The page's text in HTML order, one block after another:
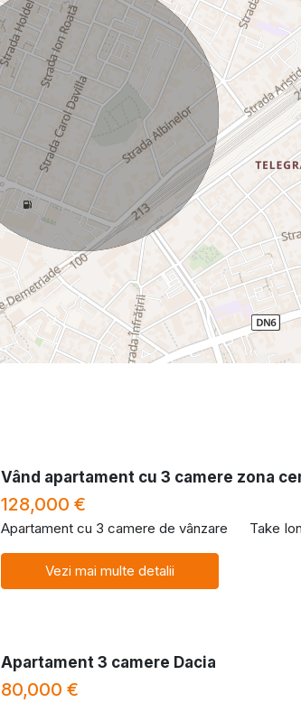
Vând apartament cu 3 camere zona
128,000 €
Apartament cu 3 camere de vânzare Take
Vezi mai multe detalii
Apartament 3 camere Dacia
80,000 €